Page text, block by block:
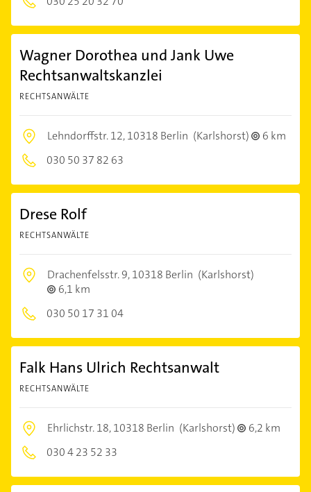
Wagner Dorothea und Jank Uwe
Rechtsanwaltskanzlei
RECHTSANWÄLTE
Lehndorffstr. 12,10318 Berlin (Karlshorst)
6 km
030 50 37 82 63
Drese Rolf
RECHTSANWÄLTE
Drachenfelsstr. 9,10318 Berlin (Karlshorst)
6,1 km
030 50 17 31 04
Falk Hans Ulrich Rechtsanwalt
RECHTSANWÄLTE
Ehrlichstr. 18,10318 Berlin (Karlshorst)
6,2 km
030 4 23 52 33